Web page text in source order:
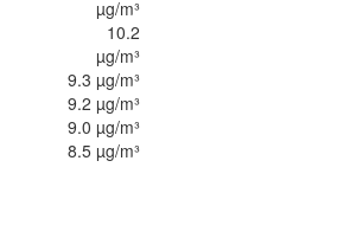
µg/m³
10.2
µg/m³
9.3 µg/m³
9.2 µg/m³
9.0 µg/m³
8.5 µg/m³